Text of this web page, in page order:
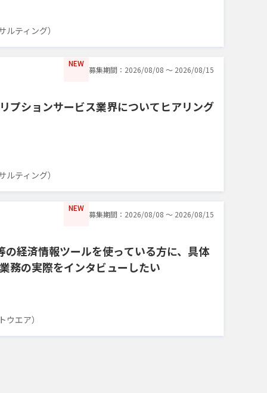
ティング）
NEW
募集期間：2026/08/08 〜 2026/08/15
プションサービス業界についてヒアリング
ティング）
NEW
募集期間：2026/08/08 〜 2026/08/15
経済情報ツールを使っている方に、具体
務の実際をインタビューしたい
エア）